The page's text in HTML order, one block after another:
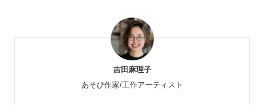
吉田麻理子
あそび作家/工作アーティスト